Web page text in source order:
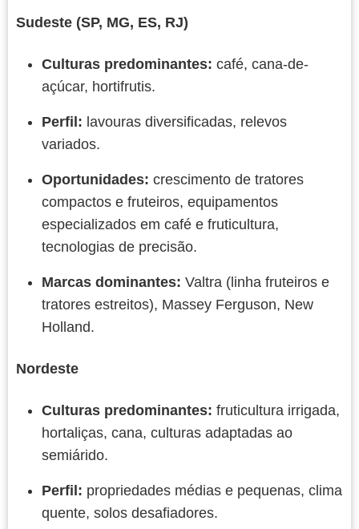
Sudeste (SP, MG, ES, RJ)
Culturas predominantes: café, cana-de-
açúcar, hortifrutis.
Perfil: lavouras diversificadas, relevos
variados.
Oportunidades: crescimento de tratores
compactos e fruteiros, equipamentos
especializados em café e fruticultura,
tecnologias de precisão.
Marcas dominantes: Valtra (linha fruteiros e
tratores estreitos), Massey Ferguson, New
Holland.
Nordeste
Culturas predominantes: fruticultura irrigada,
hortaliças, cana, culturas adaptadas ao
semiárido.
Perfil: propriedades médias e pequenas, clima
quente, solos desafiadores.